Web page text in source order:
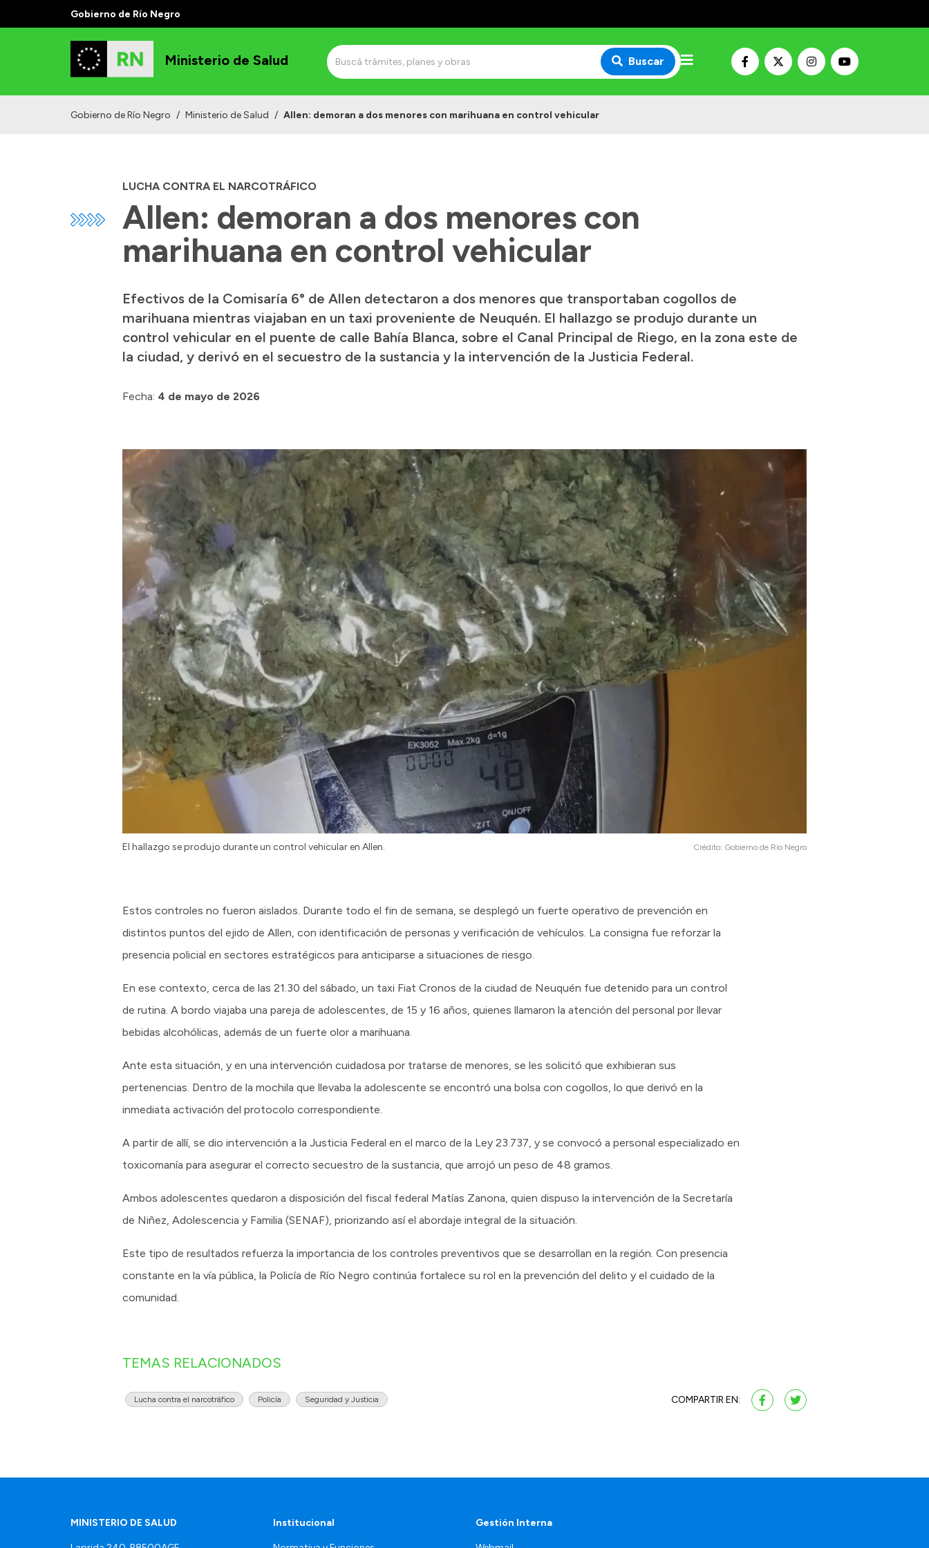
Gobierno de Río Negro
Ministerio de Salud Buscar
Gobierno de Río Negro / Ministerio de Salud / Allen: demoran a dos menores con marihuana en control vehicular
LUCHA CONTRA EL NARCOTRÁFICO
Allen: demoran a dos menores con
marihuana en control vehicular
Efectivos de la Comisaría 6° de Allen detectaron a dos menores que transportaban cogollos de
marihuana mientras viajaban en un taxi proveniente de Neuquén. El hallazgo se produjo durante un
control vehicular en el puente de calle Bahía Blanca, sobre el Canal Principal de Riego, en la zona este de
la ciudad, y derivó en el secuestro de la sustancia y la intervención de la Justicia Federal.
Fecha: 4 de mayo de 2026
El hallazgo se produjo durante un control vehicular en Allen. Crédito: Gobierno de Río Negro
Estos controles no fueron aislados. Durante todo el fin de semana, se desplegó un fuerte operativo de prevención en
distintos puntos del ejido de Allen, con identificación de personas y verificación de vehículos. La consigna fue reforzar la
presencia policial en sectores estratégicos para anticiparse a situaciones de riesgo.
En ese contexto, cerca de las 21.30 del sábado, un taxi Fiat Cronos de la ciudad de Neuquén fue detenido para un control
de rutina. A bordo viajaba una pareja de adolescentes, de 15 y 16 años, quienes llamaron la atención del personal por llevar
bebidas alcohólicas, además de un fuerte olor a marihuana.
Ante esta situación, y en una intervención cuidadosa por tratarse de menores, se les solicitó que exhibieran sus
pertenencias. Dentro de la mochila que llevaba la adolescente se encontró una bolsa con cogollos, lo que derivó en la
inmediata activación del protocolo correspondiente.
A partir de allí, se dio intervención a la Justicia Federal en el marco de la Ley 23.737, y se convocó a personal especializado en
toxicomanía para asegurar el correcto secuestro de la sustancia, que arrojó un peso de 48 gramos.
Ambos adolescentes quedaron a disposición del fiscal federal Matías Zanona, quien dispuso la intervención de la Secretaría
de Niñez, Adolescencia y Familia (SENAF), priorizando así el abordaje integral de la situación.
Este tipo de resultados refuerza la importancia de los controles preventivos que se desarrollan en la región. Con presencia
constante en la vía pública, la Policía de Río Negro continúa fortalece su rol en la prevención del delito y el cuidado de la
comunidad.
TEMAS RELACIONADOS
Lucha contra el narcotráfico Policía Seguridad y Justicia COMPARTIR EN:
MINISTERIO DE SALUD Institucional Gestión Interna